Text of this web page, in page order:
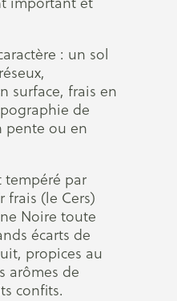
: un sol
surface, frais en
de
pente ou en
tempéré par
frais (le Cers)
Noire toute
écarts de
propices au
arômes de
confits.